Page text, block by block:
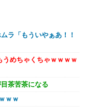
、異例の左遷ｗｗｗｗ
がはち切れそうなくら
斎藤は口封じに被害
いいね
ラ「もういやぁあ！！
うめちゃくちゃｗｗｗｗ
茶苦茶になる
ｗｗ